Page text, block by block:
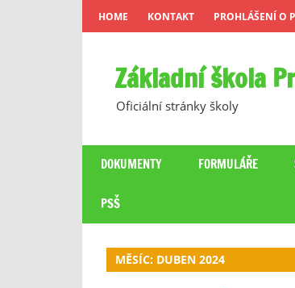
Skip
to
HOME KONTAKT PROHLÁŠENÍ O
Základní škola
Oficiální stránky školy
DOKUMENTY FORMULÁŘE
PSŠ
MĚSÍC: DUBEN 2024